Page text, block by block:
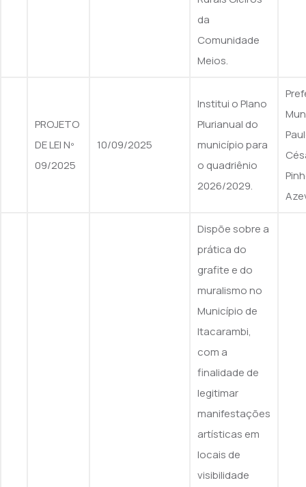
da
Comunidade
Meios.
PROJETO
DE LEI Nº
09/2025
10/09/2025
Institui o Plano
Plurianual do
município para
o quadriênio
2026/2029.
Dispõe sobre a
prática do
grafite e do
muralismo no
Município de
Itacarambi,
com a
finalidade de
legitimar
manifestações
artísticas em
locais de
visibilidade